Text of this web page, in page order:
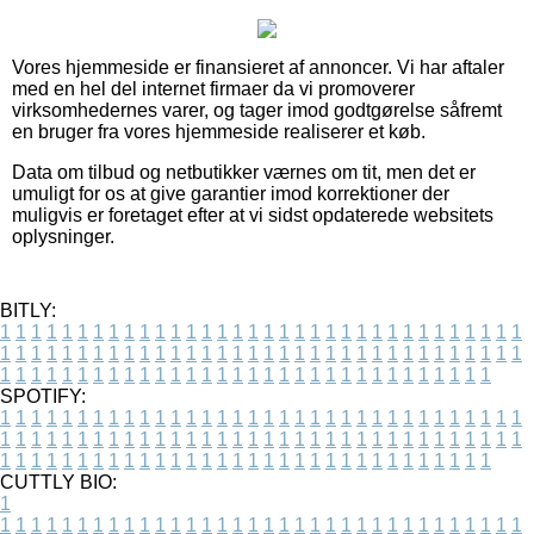
Vores hjemmeside er finansieret af annoncer. Vi har aftaler
med en hel del internet firmaer da vi promoverer
virksomhedernes varer, og tager imod godtgørelse såfremt
en bruger fra vores hjemmeside realiserer et køb.
Data om tilbud og netbutikker værnes om tit, men det er
umuligt for os at give garantier imod korrektioner der
muligvis er foretaget efter at vi sidst opdaterede websitets
oplysninger.
BITLY:
1 1 1 1 1 1 1 1 1 1 1 1 1 1 1 1 1 1 1 1 1 1 1 1 1 1 1 1 1 1 1 1 1 1
1 1 1 1 1 1 1 1 1 1 1 1 1 1 1 1 1 1 1 1 1 1 1 1 1 1 1 1 1 1 1 1 1 1
1 1 1 1 1 1 1 1 1 1 1 1 1 1 1 1 1 1 1 1 1 1 1 1 1 1 1 1 1 1 1 1
SPOTIFY:
1 1 1 1 1 1 1 1 1 1 1 1 1 1 1 1 1 1 1 1 1 1 1 1 1 1 1 1 1 1 1 1 1 1
1 1 1 1 1 1 1 1 1 1 1 1 1 1 1 1 1 1 1 1 1 1 1 1 1 1 1 1 1 1 1 1 1 1
1 1 1 1 1 1 1 1 1 1 1 1 1 1 1 1 1 1 1 1 1 1 1 1 1 1 1 1 1 1 1 1
CUTTLY BIO:
1
1 1 1 1 1 1 1 1 1 1 1 1 1 1 1 1 1 1 1 1 1 1 1 1 1 1 1 1 1 1 1 1 1 1